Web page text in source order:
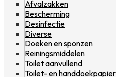
Afvalzakken
Bescherming
Desinfectie
Diverse
Doeken en sponzen
Reiningsmiddelen
Toilet aanvullend
Toilet- en handdoekpapier